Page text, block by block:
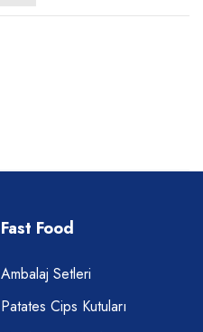
Fast Food
Ambalaj Setleri
Patates Cips Kutuları